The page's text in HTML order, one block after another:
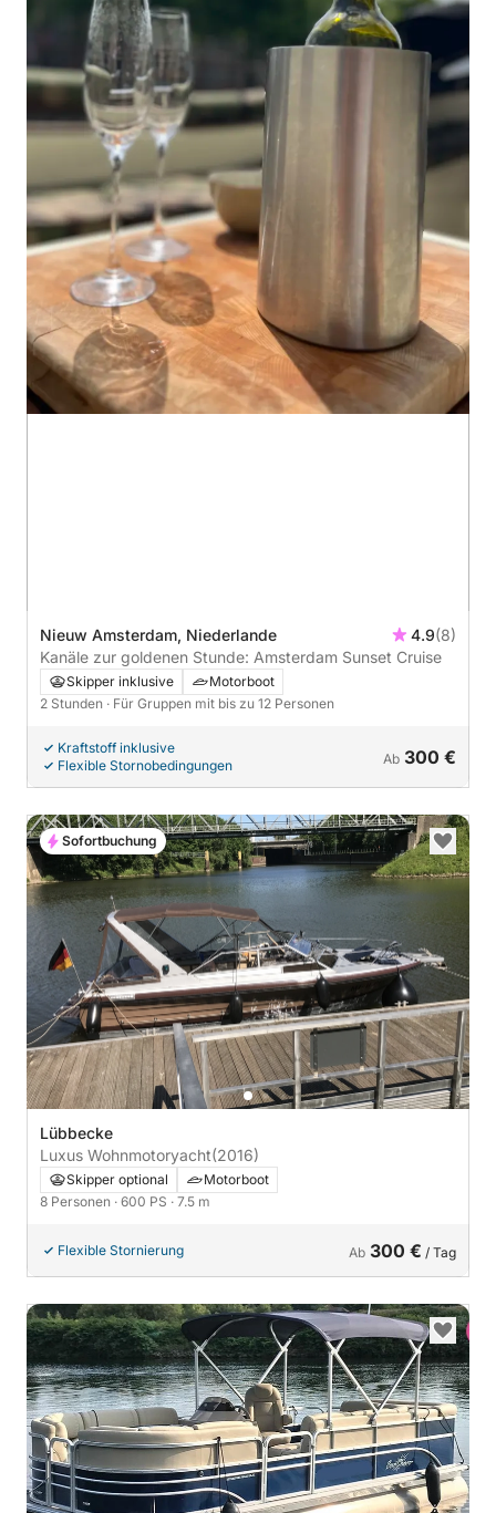
Nieuw Amsterdam, Niederlande 4.9(8)
Kanäle zur goldenen Stunde: Amsterdam Sunset Cruise
Skipper inklusive
Motorboot
2 Stunden · Für Gruppen mit bis zu 12 Personen
Kraftstoff inklusive
Flexible Stornobedingungen
Ab 300 €
Lübbecke
Luxus Wohnmotoryacht(2016)
Skipper optional
Motorboot
8 Personen · 600 PS · 7.5 m
Flexible Stornierung Ab 300 € / Tag
Sofortbuchung